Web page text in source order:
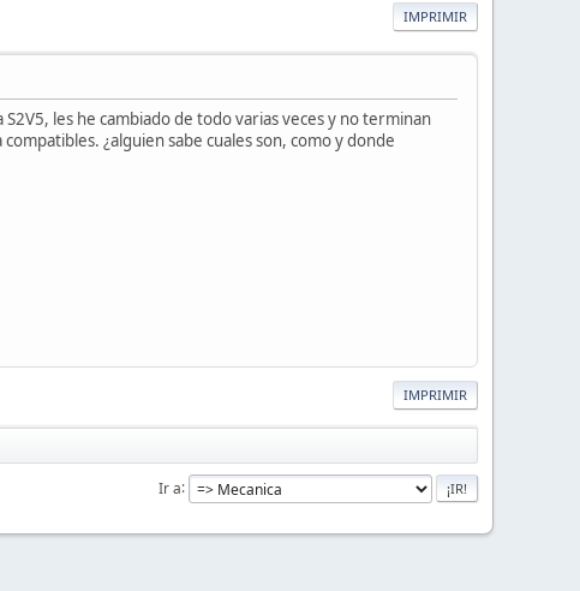
IMPRIMIR
les he cambiado de todo varias veces y no terminan
¿alguien sabe cuales son, como y donde
IMPRIMIR
Ir a